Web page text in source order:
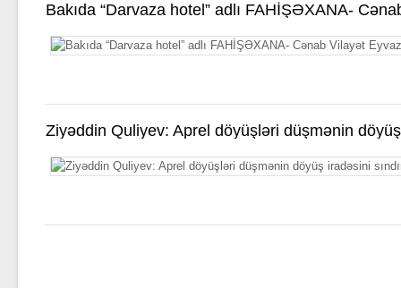
Bakıda “Darvaza hotel” adlı FAHİŞƏXANA-
Eyvazovun nəzərinə!
Ziyəddin Quliyev: Aprel döyüşləri düşmənin döyüş